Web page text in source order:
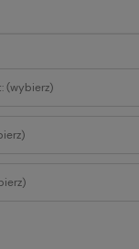
(wybierz)